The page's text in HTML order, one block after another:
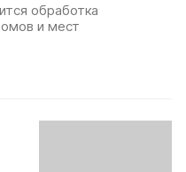
обработка
и мест